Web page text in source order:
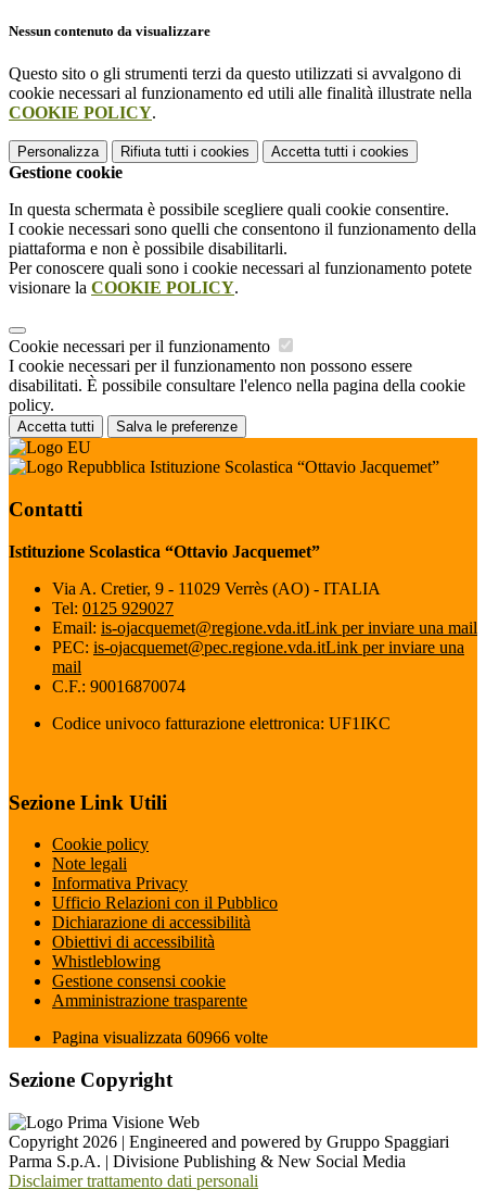
Nessun contenuto da visualizzare
Questo sito o gli strumenti terzi da questo utilizzati si avvalgono di
cookie necessari al funzionamento ed utili alle finalità illustrate nella
COOKIE POLICY.
Personalizza Rifiuta tutti i cookies Accetta tutti i cookies
Gestione cookie
In questa schermata è possibile scegliere quali cookie consentire.
I cookie necessari sono quelli che consentono il funzionamento della
piattaforma e non è possibile disabilitarli.
Per conoscere quali sono i cookie necessari al funzionamento potete
visionare la COOKIE POLICY.
Cookie necessari per il funzionamento
I cookie necessari per il funzionamento non possono essere
disabilitati. È possibile consultare l'elenco nella pagina della cookie
policy.
Accetta tutti Salva le preferenze
Istituzione Scolastica “Ottavio Jacquemet”
Contatti
Istituzione Scolastica “Ottavio Jacquemet”
Via A. Cretier, 9 - 11029 Verrès (AO) - ITALIA
Tel: 0125 929027
Email: is-ojacquemet@regione.vda.itLink per inviare una mail
PEC: is-ojacquemet@pec.regione.vda.itLink per inviare una
mail
C.F.: 90016870074
Codice univoco fatturazione elettronica: UF1IKC
Sezione Link Utili
Cookie policy
Note legali
Informativa Privacy
Ufficio Relazioni con il Pubblico
Dichiarazione di accessibilità
Obiettivi di accessibilità
Whistleblowing
Gestione consensi cookie
Amministrazione trasparente
Pagina visualizzata 60966 volte
Sezione Copyright
Copyright 2026 | Engineered and powered by Gruppo Spaggiari
Parma S.p.A. | Divisione Publishing & New Social Media
Disclaimer trattamento dati personali